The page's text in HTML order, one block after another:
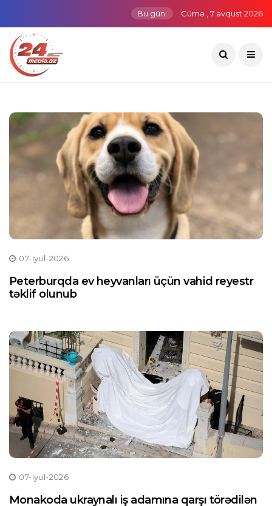
Bu gün: Cümə , 7 avqust 2026
07-Iyul-2026
Peterburqda ev heyvanları üçün vahid reyestr
təklif olunub
07-Iyul-2026
Monakoda ukraynalı iş adamına qarşı törədilən